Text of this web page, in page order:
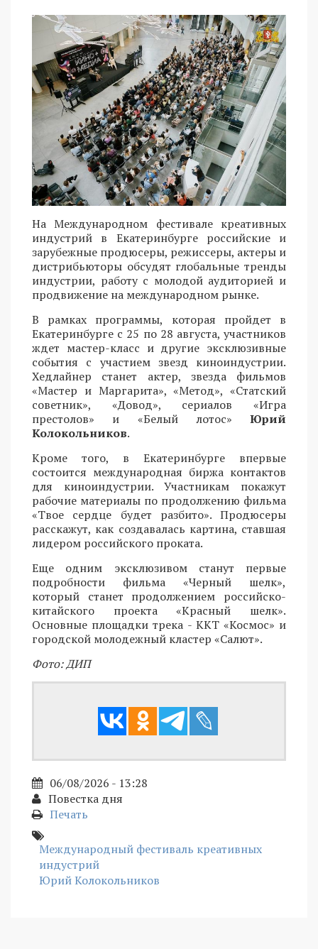
На Международном фестивале креативных
индустрий в Екатеринбурге российские и
зарубежные продюсеры, режиссеры, актеры и
дистрибьюторы обсудят глобальные тренды
индустрии, работу с молодой аудиторией и
продвижение на международном рынке.
В рамках программы, которая пройдет в
Екатеринбурге с 25 по 28 августа, участников
ждет мастер-класс и другие эксклюзивные
события с участием звезд киноиндустрии.
Хедлайнер станет актер, звезда фильмов
«Мастер и Маргарита», «Метод», «Статский
советник», «Довод», сериалов «Игра
престолов» и «Белый лотос» Юрий
Колокольников.
Кроме того, в Екатеринбурге впервые
состоится международная биржа контактов
для киноиндустрии. Участникам покажут
рабочие материалы по продолжению фильма
«Твое сердце будет разбито». Продюсеры
расскажут, как создавалась картина, ставшая
лидером российского проката.
Еще одним эксклюзивом станут первые
подробности фильма «Черный шелк»,
который станет продолжением российско-
китайского проекта «Красный шелк».
Основные площадки трека - ККТ «Космос» и
городской молодежный кластер «Салют».
Фото: ДИП
06/08/2026 - 13:28
Повестка дня
Печать
Международный фестиваль креативных
индустрий
Юрий Колокольников